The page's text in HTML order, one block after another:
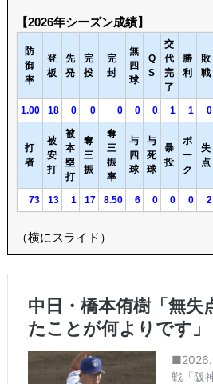
【2026年シーズン成績】
防
御
率
登
板
先
発
完
投
完
封
無
四
球
Q
S
交
代
完
了
勝
利
敗
戦
1.00 18 0 0 0 0 0 1 1 0
打
者
被
安
打
被
本
塁
打
奪
三
振
奪
三
振
率
与
四
球
与
死
球
暴
投
ボ
ー
ク
失
点
73 13 1 17 8.50 6 0 0 0 2
（横にスライド）